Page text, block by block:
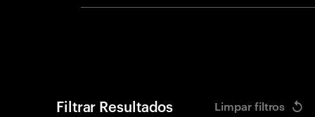
Filtrar Resultados Limpar filtros